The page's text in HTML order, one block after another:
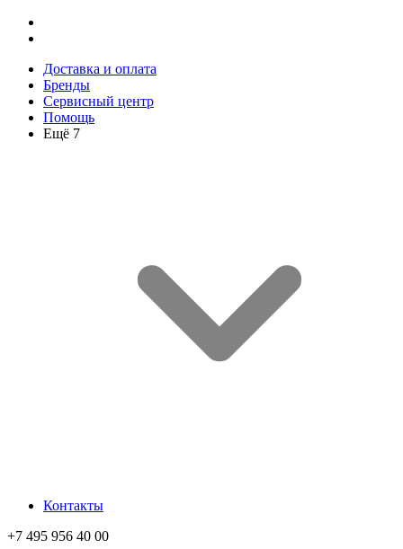
Доставка и оплата
Бренды
Сервисный центр
Помощь
Ещё 7
Контакты
+7 495 956 40 00